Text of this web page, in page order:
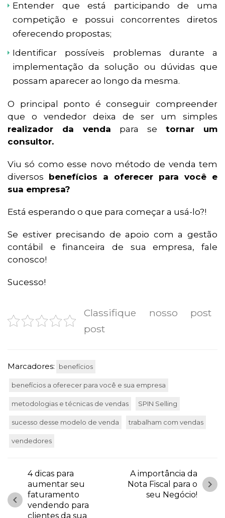
Entender que está participando de uma
competição e possui concorrentes diretos
oferecendo propostas;
Identificar possíveis problemas durante a
implementação da solução ou dúvidas que
possam aparecer ao longo da mesma.
O principal ponto é conseguir compreender
que o vendedor deixa de ser um simples
realizador da venda para se tornar um
consultor.
Viu só como esse novo método de venda tem
diversos benefícios a oferecer para você e
sua empresa?
Está esperando o que para começar a usá-lo?!
Se estiver precisando de apoio com a gestão
contábil e financeira de sua empresa, fale
conosco!
Sucesso!
Classifique nosso post
post
Marcadores: benefícios
benefícios a oferecer para você e sua empresa
metodologias e técnicas de vendas SPIN Selling
sucesso desse modelo de venda trabalham com vendas
vendedores
4 dicas para
aumentar seu
faturamento
vendendo para
clientes da sua
chevron_left
A importância da
Nota Fiscal para o
seu Negócio!
chevron_right